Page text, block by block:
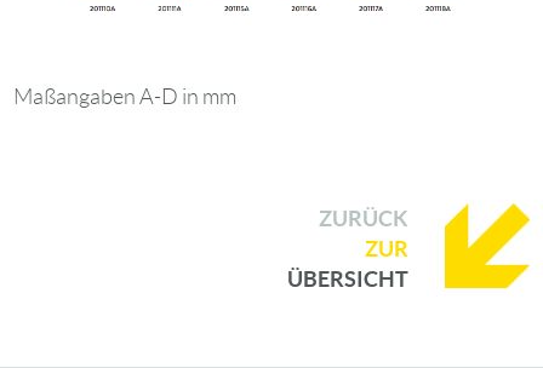
Maßangaben A-D in mm
ZURÜCK
ZUR
ÜBERSICHT